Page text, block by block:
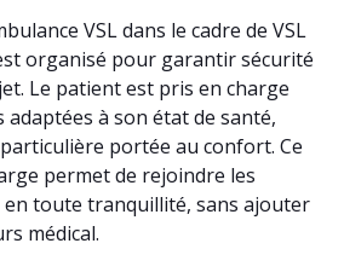
VSL dans le cadre de VSL
organisé pour garantir sécurité
Le patient est pris en charge
adaptées à son état de santé,
portée au confort. Ce
permet de rejoindre les
toute tranquillité, sans ajouter
médical.